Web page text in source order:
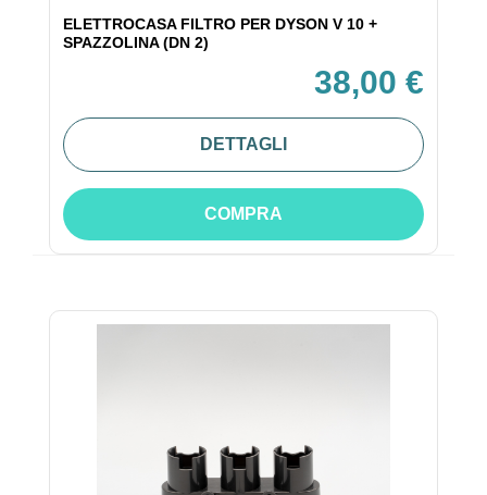
ELETTROCASA FILTRO PER DYSON V 10 +
SPAZZOLINA (DN 2)
38,00 €
DETTAGLI
COMPRA